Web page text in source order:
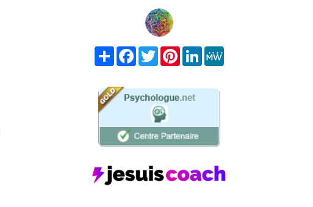
Share FacebookTwitterPinterest
LinkedIn